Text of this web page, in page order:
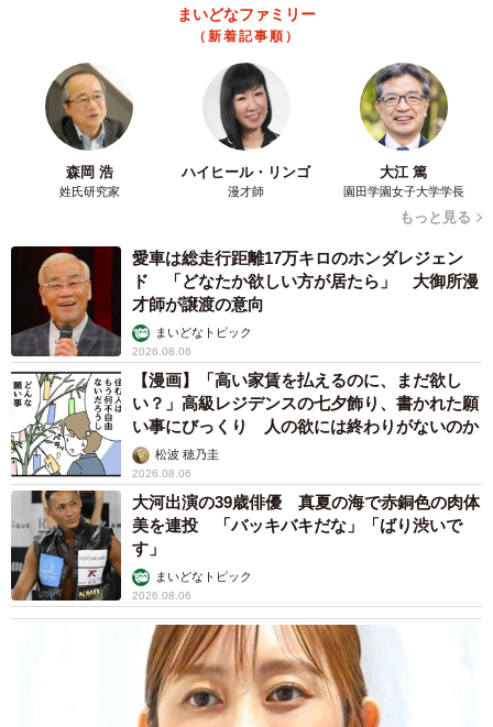
まいどなファミリー
（新着記事順）
森岡 浩
姓氏研究家
ハイヒール・リンゴ
漫才師
大江 篤
園田学園女子大学学長
もっと見る
愛車は総走行距離17万キロのホンダレジェン
ド 「どなたか欲しい方が居たら」 大御所漫
才師が譲渡の意向
まいどなトピック
2026.08.06
【漫画】「高い家賃を払えるのに、まだ欲し
い？」高級レジデンスの七夕飾り、書かれた願
い事にびっくり 人の欲には終わりがないのか
松波 穂乃圭
2026.08.06
大河出演の39歳俳優 真夏の海で赤銅色の肉体
美を連投 「バッキバキだな」「ばり渋いで
す」
まいどなトピック
2026.08.06